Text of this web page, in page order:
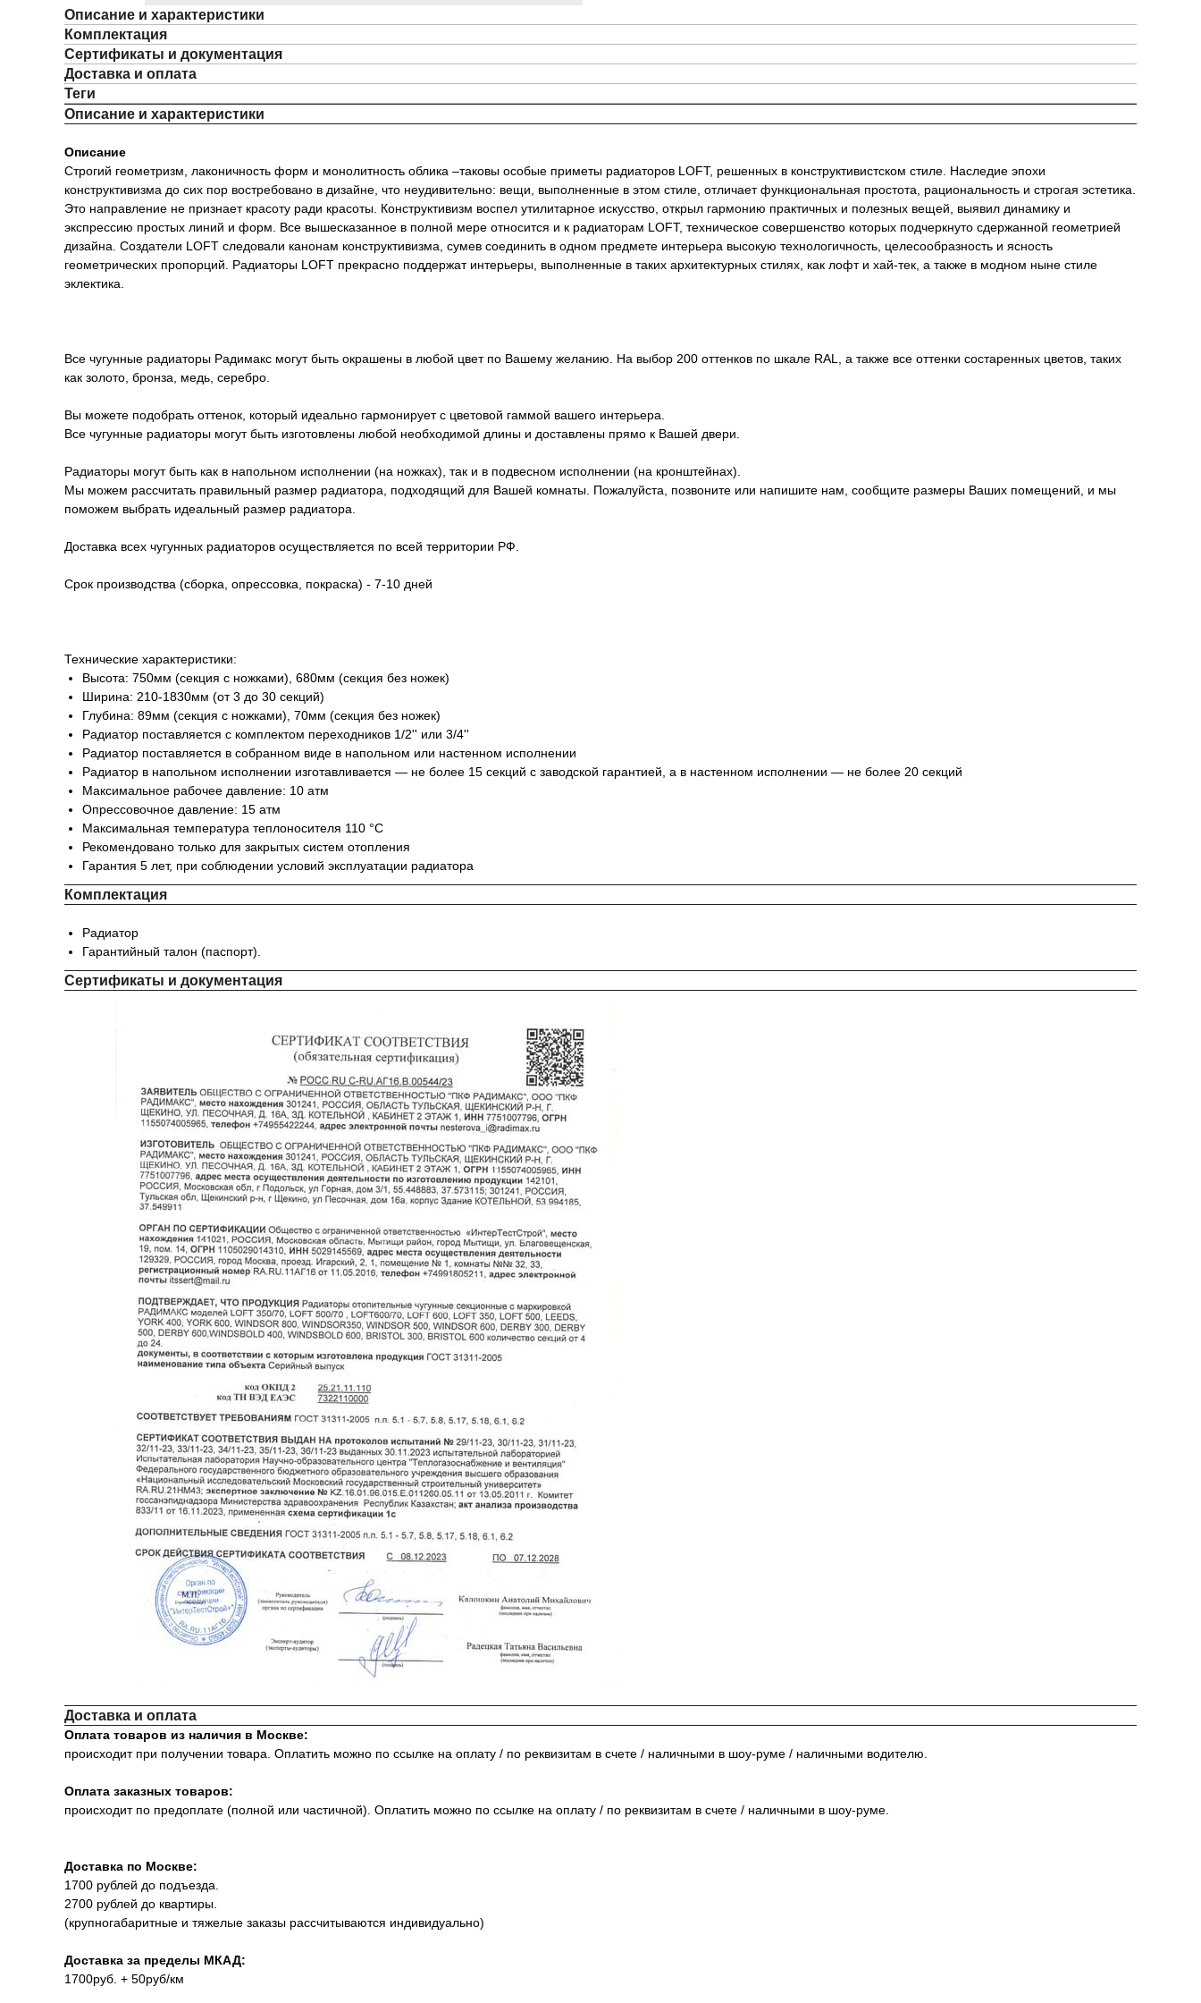
Описание и характеристики
Комплектация
Сертификаты и документация
Доставка и оплата
Теги
Описание и характеристики
Описание
Строгий геометризм, лаконичность форм и монолитность облика –таковы особые приметы радиаторов LOFT, решенных в конструктивистском стиле. Наследие эпохи
конструктивизма до сих пор востребовано в дизайне, что неудивительно: вещи, выполненные в этом стиле, отличает функциональная простота, рациональность и строгая эстетика.
Это направление не признает красоту ради красоты. Конструктивизм воспел утилитарное искусство, открыл гармонию практичных и полезных вещей, выявил динамику и
экспрессию простых линий и форм. Все вышесказанное в полной мере относится и к радиаторам LOFT, техническое совершенство которых подчеркнуто сдержанной геометрией
дизайна. Создатели LOFT следовали канонам конструктивизма, сумев соединить в одном предмете интерьера высокую технологичность, целесообразность и ясность
геометрических пропорций. Радиаторы LOFT прекрасно поддержат интерьеры, выполненные в таких архитектурных стилях, как лофт и хай-тек, а также в модном ныне стиле
эклектика.
Все чугунные радиаторы Радимакс могут быть окрашены в любой цвет по Вашему желанию. На выбор 200 оттенков по шкале RAL, а также все оттенки состаренных цветов, таких
как золото, бронза, медь, серебро.
Вы можете подобрать оттенок, который идеально гармонирует с цветовой гаммой вашего интерьера.
Все чугунные радиаторы могут быть изготовлены любой необходимой длины и доставлены прямо к Вашей двери.
Радиаторы могут быть как в напольном исполнении (на ножках), так и в подвесном исполнении (на кронштейнах).
Мы можем рассчитать правильный размер радиатора, подходящий для Вашей комнаты. Пожалуйста, позвоните или напишите нам, сообщите размеры Ваших помещений, и мы
поможем выбрать идеальный размер радиатора.
Доставка всех чугунных радиаторов осуществляется по всей территории РФ.
Срок производства (сборка, опрессовка, покраска) - 7-10 дней
Технические характеристики:
Высота: 750мм (секция c ножками), 680мм (секция без ножек)
Ширина: 210-1830мм (от 3 до 30 секций)
Глубина: 89мм (секция c ножками), 70мм (секция без ножек)
Радиатор поставляется с комплектом переходников 1/2'' или 3/4''
Радиатор поставляется в собранном виде в напольном или настенном исполнении
Радиатор в напольном исполнении изготавливается — не более 15 секций с заводской гарантией, а в настенном исполнении — не более 20 секций
Максимальное рабочее давление: 10 атм
Опрессовочное давление: 15 атм
Максимальная температура теплоносителя 110 °С
Рекомендовано только для закрытых систем отопления
Гарантия 5 лет, при соблюдении условий эксплуатации радиатора
Комплектация
Радиатор
Гарантийный талон (паспорт).
Сертификаты и документация
Доставка и оплата
Оплата товаров из наличия в Москве:
происходит при получении товара. Оплатить можно по ссылке на оплату / по реквизитам в счете / наличными в шоу-руме / наличными водителю.
Оплата заказных товаров:
происходит по предоплате (полной или частичной). Оплатить можно по ссылке на оплату / по реквизитам в счете / наличными в шоу-руме.
Доставка по Москве:
1700 рублей до подъезда.
2700 рублей до квартиры.
(крупногабаритные и тяжелые заказы рассчитываются индивидуально)
Доставка за пределы МКАД:
1700руб. + 50руб/км